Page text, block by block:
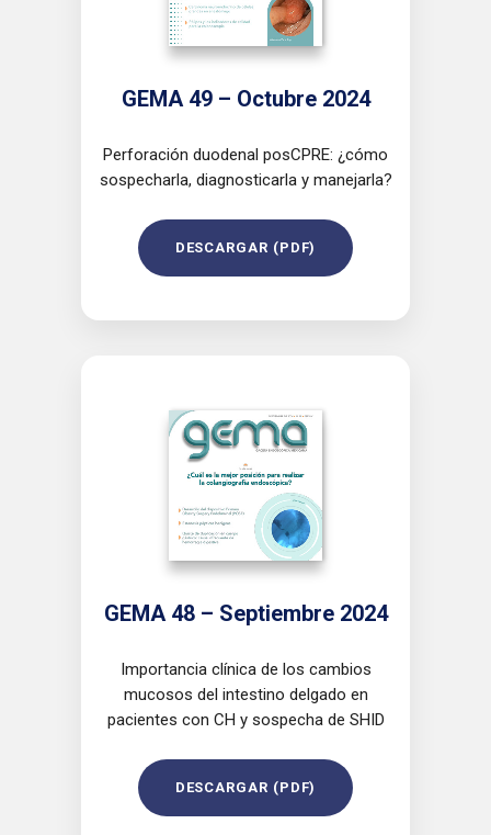
GEMA 49 – Octubre 2024
Perforación duodenal posCPRE: ¿cómo
sospecharla, diagnosticarla y manejarla?
DESCARGAR (PDF)
GEMA 48 – Septiembre 2024
Importancia clínica de los cambios
mucosos del intestino delgado en
pacientes con CH y sospecha de SHID
DESCARGAR (PDF)